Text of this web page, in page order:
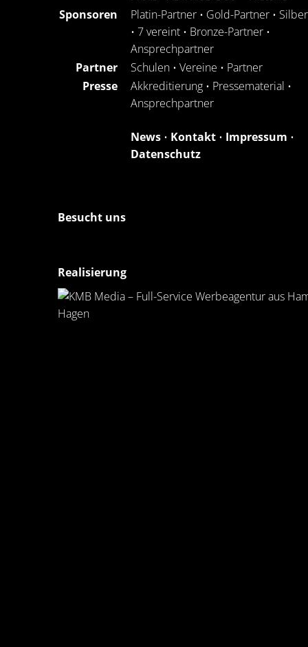
Sponsoren
Platin-Partner • Gold-Partner •
• 7 vereint • Bronze-Partner •
Ansprechpartner
Partner
Schulen • Vereine • Partner
Presse
Akkreditierung • Pressematerial •
Ansprechpartner
News • Kontakt • Impressum •
Datenschutz
Besucht uns
Realisierung